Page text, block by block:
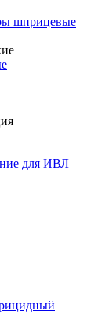
шприцевые
для ИВЛ